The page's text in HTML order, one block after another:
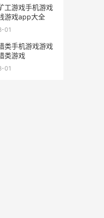
工游戏手机游戏
游戏app大全
01
类手机游戏游戏
类游戏
01